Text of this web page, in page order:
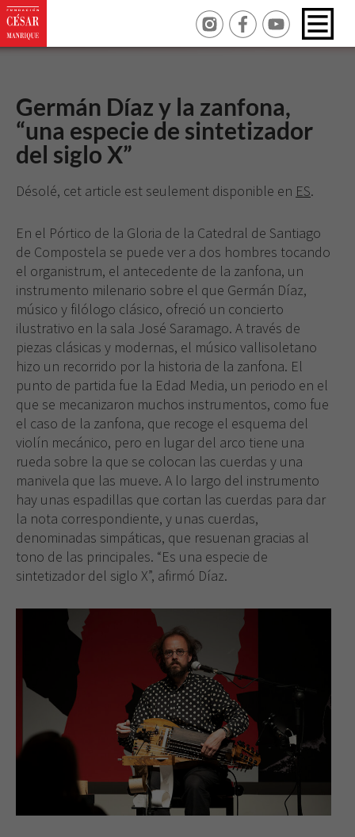
Germán Díaz y la zanfona,
“una especie de sintetizador
del siglo X”
Désolé, cet article est seulement disponible en ES.
En el Pórtico de la Gloria de la Catedral de Santiago
de Compostela se puede ver a dos hombres tocando
el organistrum, el antecedente de la zanfona, un
instrumento milenario sobre el que Germán Díaz,
músico y filólogo clásico, ofreció un concierto
ilustrativo en la sala José Saramago. A través de
piezas clásicas y modernas, el músico vallisoletano
hizo un recorrido por la historia de la zanfona. El
punto de partida fue la Edad Media, un periodo en el
que se mecanizaron muchos instrumentos, como fue
el caso de la zanfona, que recoge el esquema del
violín mecánico, pero en lugar del arco tiene una
rueda sobre la que se colocan las cuerdas y una
manivela que las mueve. A lo largo del instrumento
hay unas espadillas que cortan las cuerdas para dar
la nota correspondiente, y unas cuerdas,
denominadas simpáticas, que resuenan gracias al
tono de las principales. “Es una especie de
sintetizador del siglo X”, afirmó Díaz.